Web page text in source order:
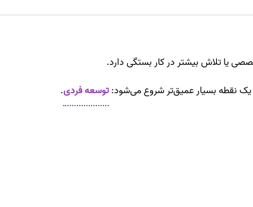
یا تلاش بیشتر در کار بستگی دارد.
یک نقطه بسیار عمیق‌تر شروع می‌شود:توسعه فردی.